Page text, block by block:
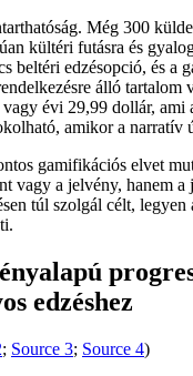
Még 300
kültéri futásra és
beltéri edzésopció, és a
álló tartalom
évi 29,99 dollár, ami
amikor a narratív
gamifikációs elvet
vagy a jelvény, hanem a
túl szolgál célt,
edzéshez
; Source 3; Source 4)